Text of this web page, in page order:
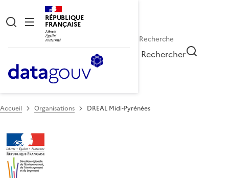
RÉPUBLIQUE
FRANÇAISE
Rechercher
Accueil Organisations DREAL Midi-Pyrénées